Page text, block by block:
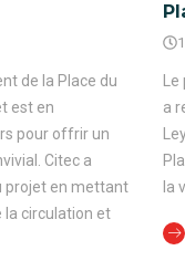
de la Place du
est en
pour offrir un
Citec a
projet en mettant
la circulation et
a
la